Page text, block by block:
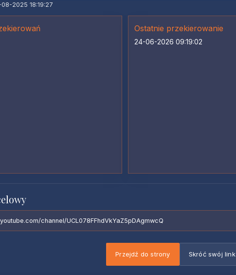
2025 18:19:27
Ostatnie przekierowanie
24-06-2026 09:19:02
channel/UCL078FFhdVkYaZ5pDAgmwcQ
Przejdź do strony Skróć swój link